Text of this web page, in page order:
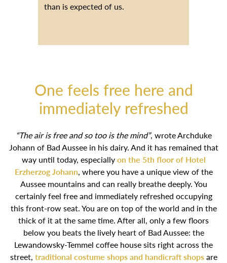
than is expected of us.
One feels free here and
immediately refreshed
“The air is free and so too is the mind”, wrote Archduke
Johann of Bad Aussee in his dairy. And it has remained that
way until today, especially on the 5th floor of Hotel
Erzherzog Johann, where you have a unique view of the
Aussee mountains and can really breathe deeply. You
certainly feel free and immediately refreshed occupying
this front-row seat. You are on top of the world and in the
thick of it at the same time. After all, only a few floors
below you beats the lively heart of Bad Aussee: the
Lewandowsky-Temmel coffee house sits right across the
street, traditional costume shops and handicraft shopsare